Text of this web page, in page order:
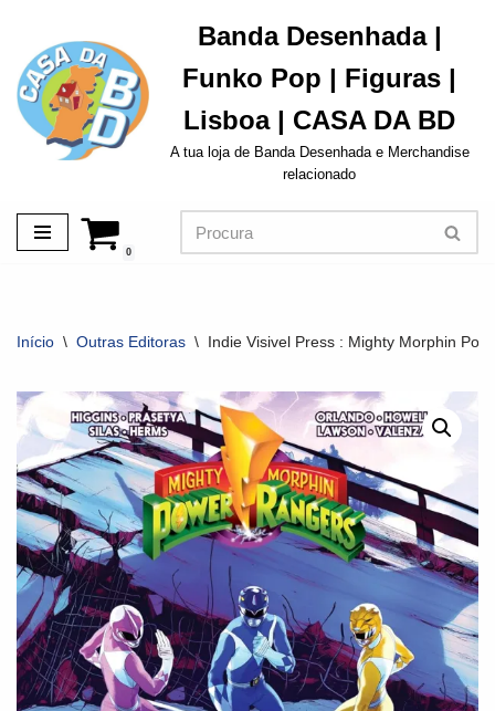
Avançar
para
o
conteúdo
Banda Desenhada |
Funko Pop | Figuras |
Lisboa | CASA DA BD
A tua loja de Banda Desenhada e Merchandise
relacionado
0
Início \ Outras Editoras \ Indie Visivel Press : Mighty Morphin